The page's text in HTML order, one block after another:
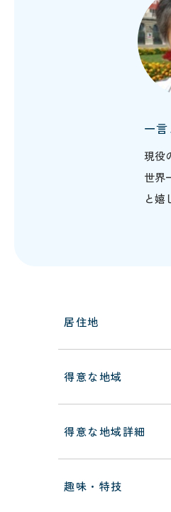
一
現役
世界
と嬉
居住地
得意な地域
得意な地域詳細
趣味・特技